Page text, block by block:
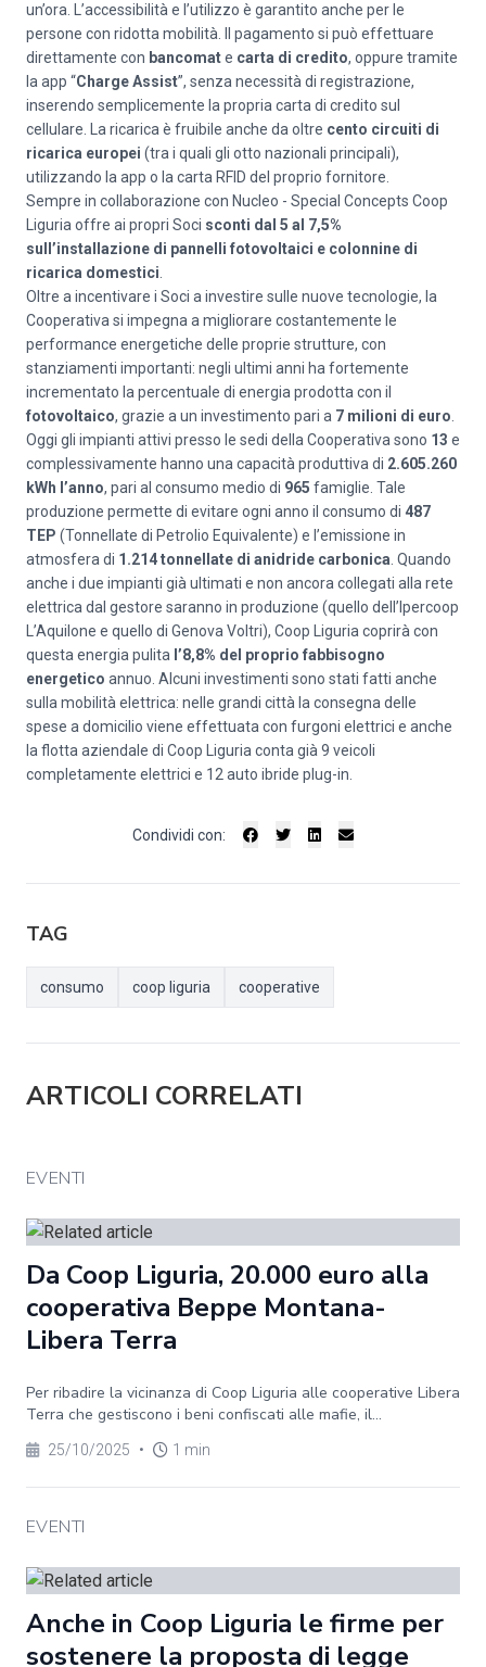
un’ora. L’accessibilità e l’utilizzo è garantito anche per le
persone con ridotta mobilità. Il pagamento si può effettuare
direttamente con bancomate carta di credito, oppure tramite
la app “ChargeAssist”, senza necessità di registrazione,
inserendo semplicemente la propria carta di credito sul
cellulare. La ricarica è fruibile anche da oltre cento circuiti di
ricarica europei (tra i quali gli otto nazionali principali),
utilizzando la app o la carta RFID del proprio fornitore.
Sempre in collaborazione con Nucleo - Special Concepts Coop
Liguria offre ai propri Soci sconti dal 5 al 7,5%
sull’installazione di pannelli fotovoltaici e colonnine di
ricarica domestici
Oltre a incentivare i Soci a investire sulle nuove tecnologie, la
Cooperativa si impegna a migliorare costantemente le
performance energetiche delle proprie strutture, con
stanziamenti importanti: negli ultimi anni ha fortemente
incrementato la percentuale di energia prodotta con il
fotovoltaico, grazie a un investimento pari a 7 milioni di euro
Oggi gli impianti attivi presso le sedi della Cooperativa sono 13 e
complessivamente hanno una capacità produttiva di 2.605.260
kWh l’anno, pari al consumo medio di 965 famiglie. Tale
produzione permette di evitare ogni anno il consumo di 487
TEP (Tonnellate di Petrolio Equivalente) e l’emissione in
atmosfera di 1.214 tonnellate di anidride carbonica . Quando
anche i due impianti già ultimati e non ancora collegati alla rete
elettrica dal gestore saranno in produzione (quello dell’Ipercoop
L’Aquilone e quello di Genova Voltri), Coop Liguria coprirà con
questa energia pulita l’8,8% del proprio fabbisogno
energetico annuo. Alcuni investimenti sono stati fatti anche
sulla mobilità elettrica: nelle grandi città la consegna delle
spese a domicilio viene effettuata con furgoni elettrici e anche
la flotta aziendale di Coop Liguria conta già 9 veicoli
completamente elettrici e 12 auto ibride plug-in.
Condividi con:
TAG
consumo coop liguria cooperative
ARTICOLI CORRELATI
EVENTI
Da Coop Liguria, 20.000 euro alla
cooperativa Beppe Montana-
Libera Terra
Per ribadire la vicinanza di Coop Liguria alle cooperative Libera
Terra che gestiscono i beni confiscati alle mafie, il...
25/10/2025 • 1 min
EVENTI
Anche in Coop Liguria le firme per
sostenere la proposta di legge